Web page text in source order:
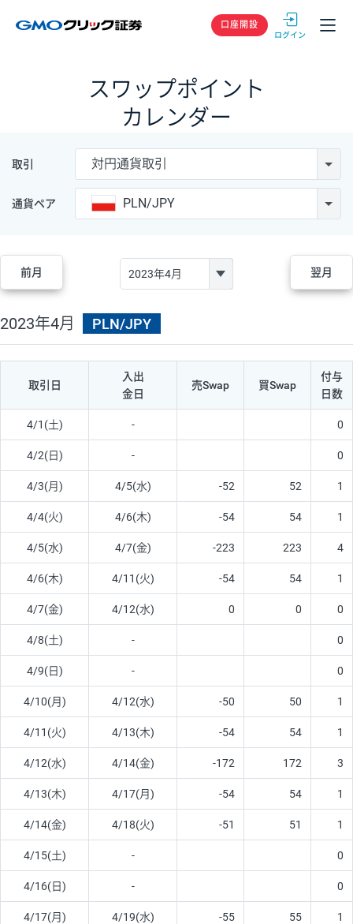
GMOクリック
口座開設
スワップポイント
カレンダー
取引 対円通貨取引
通貨ペア PLN/JPY
前月 翌月
2023年4月 PLN/JPY
取引日
入出
金日
売Swap 買Swap
付与
日数
4/1(土) - 0
4/2(日) - 0
4/3(月) 4/5(水) -52 52 1
4/4(火) 4/6(木) -54 54 1
4/5(水) 4/7(金) -223 223 4
4/6(木) 4/11(火) -54 54 1
4/7(金) 4/12(水) 0 0 0
4/8(土) - 0
4/9(日) - 0
4/10(月) 4/12(水) -50 50 1
4/11(火) 4/13(木) -54 54 1
4/12(水) 4/14(金) -172 172 3
4/13(木) 4/17(月) -54 54 1
4/14(金) 4/18(火) -51 51 1
4/15(土) - 0
4/16(日) - 0
4/17(月) 4/19(水) -55 55 1